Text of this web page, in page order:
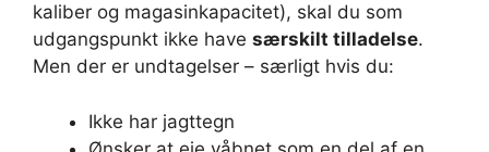
kaliber og magasinkapacitet), skal du som
udgangspunkt ikke have særskilt tilladelse.
Men der er undtagelser – særligt hvis du:
Ikke har jagttegn